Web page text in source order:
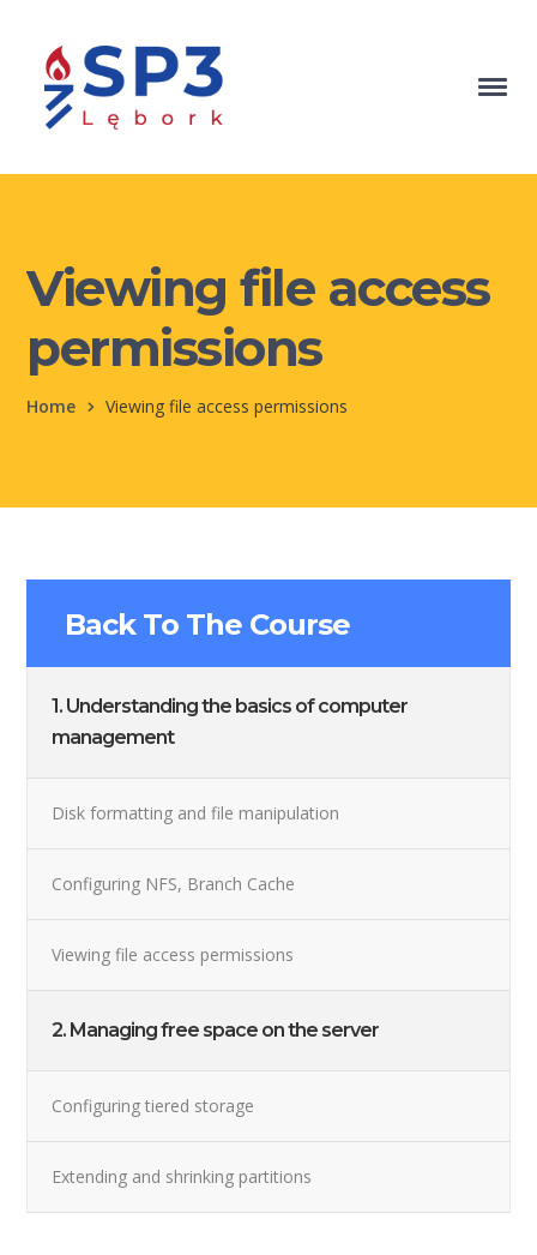
Viewing file access
permissions
Home Viewing file access permissions
Back To The Course
1. Understanding the basics of computer
management
Disk formatting and file manipulation
Configuring NFS, Branch Cache
Viewing file access permissions
2. Managing free space on the server
Configuring tiered storage
Extending and shrinking partitions